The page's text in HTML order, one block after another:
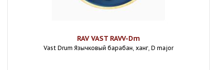
RAV VAST RAVV-Dm
Vast Drum Язычковый барабан, ханг, D major